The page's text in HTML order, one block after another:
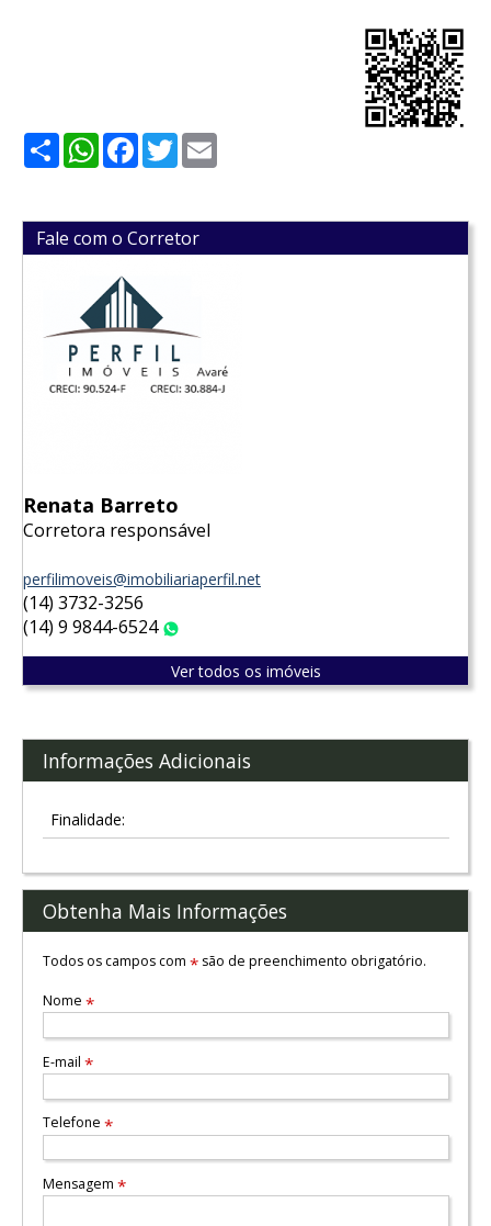
ShareWhatsApp
Facebook
Twitter
Fale com o Corretor
Renata Barreto
Corretora responsável
perfilimoveis@imobiliariaperfil.net
(14) 3732-3256
(14) 9 9844-6524
Ver todos os imóveis
Informações Adicionais
Finalidade:
Obtenha Mais Informações
Todos os campos com *são de preenchimento obrigatório.
Nome *
E-mail *
Telefone *
Mensagem *